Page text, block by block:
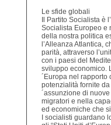
Le sfide globali
Il Partito Socialista è
Socialista Europeo e
della nostra politica
l’Alleanza Atlantica,
parità, attraverso
con i paesi del
sviluppo economico.
´Europa nel rapporto
potenzialità fornite
´assunzione di
migratori e nella
ed economiche che
I socialisti guardano